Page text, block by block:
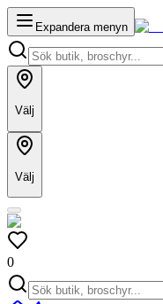
Expandera menyn
Välj
Välj
0